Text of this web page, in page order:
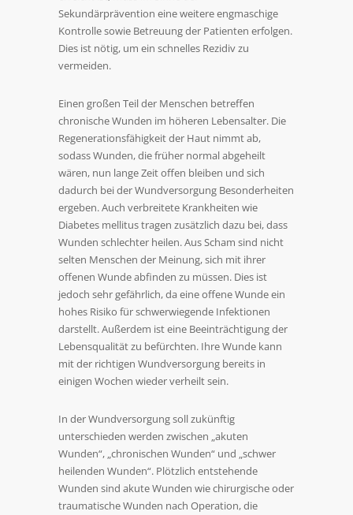
Sekundärprävention eine weitere engmaschige
Kontrolle sowie Betreuung der Patienten erfolgen.
Dies ist nötig, um ein schnelles Rezidiv zu
vermeiden.
Einen großen Teil der Menschen betreffen
chronische Wunden im höheren Lebensalter. Die
Regenerationsfähigkeit der Haut nimmt ab,
sodass Wunden, die früher normal abgeheilt
wären, nun lange Zeit offen bleiben und sich
dadurch bei der Wundversorgung Besonderheiten
ergeben. Auch verbreitete Krankheiten wie
Diabetes mellitus tragen zusätzlich dazu bei, dass
Wunden schlechter heilen. Aus Scham sind nicht
selten Menschen der Meinung, sich mit ihrer
offenen Wunde abfinden zu müssen. Dies ist
jedoch sehr gefährlich, da eine offene Wunde ein
hohes Risiko für schwerwiegende Infektionen
darstellt. Außerdem ist eine Beeinträchtigung der
Lebensqualität zu befürchten. Ihre Wunde kann
mit der richtigen Wundversorgung bereits in
einigen Wochen wieder verheilt sein.
In der Wundversorgung soll zukünftig
unterschieden werden zwischen „akuten
Wunden“, „chronischen Wunden“ und „schwer
heilenden Wunden“. Plötzlich entstehende
Wunden sind akute Wunden wie chirurgische oder
traumatische Wunden nach Operation, die